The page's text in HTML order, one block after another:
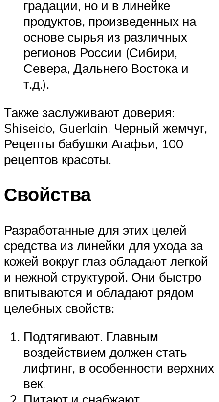
градации, но и в линейке
продуктов, произведенных на
основе сырья из различных
регионов России (Сибири,
Севера, Дальнего Востока и
т.д.).
Также заслуживают доверия:
Shiseido, Guerlain, Черный жемчуг,
Рецепты бабушки Агафьи, 100
рецептов красоты.
Свойства
Разработанные для этих целей
средства из линейки для ухода за
кожей вокруг глаз обладают легкой
и нежной структурой. Они быстро
впитываются и обладают рядом
целебных свойств:
Подтягивают. Главным
воздействием должен стать
лифтинг, в особенности верхних
век.